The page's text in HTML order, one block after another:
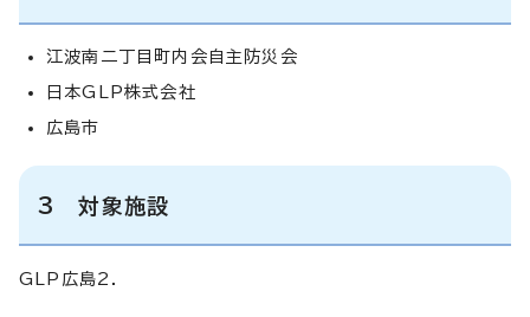
江波南二丁目町内会自主防災会
日本GLP株式会社
広島市
3 対象施設
GLP広島2.